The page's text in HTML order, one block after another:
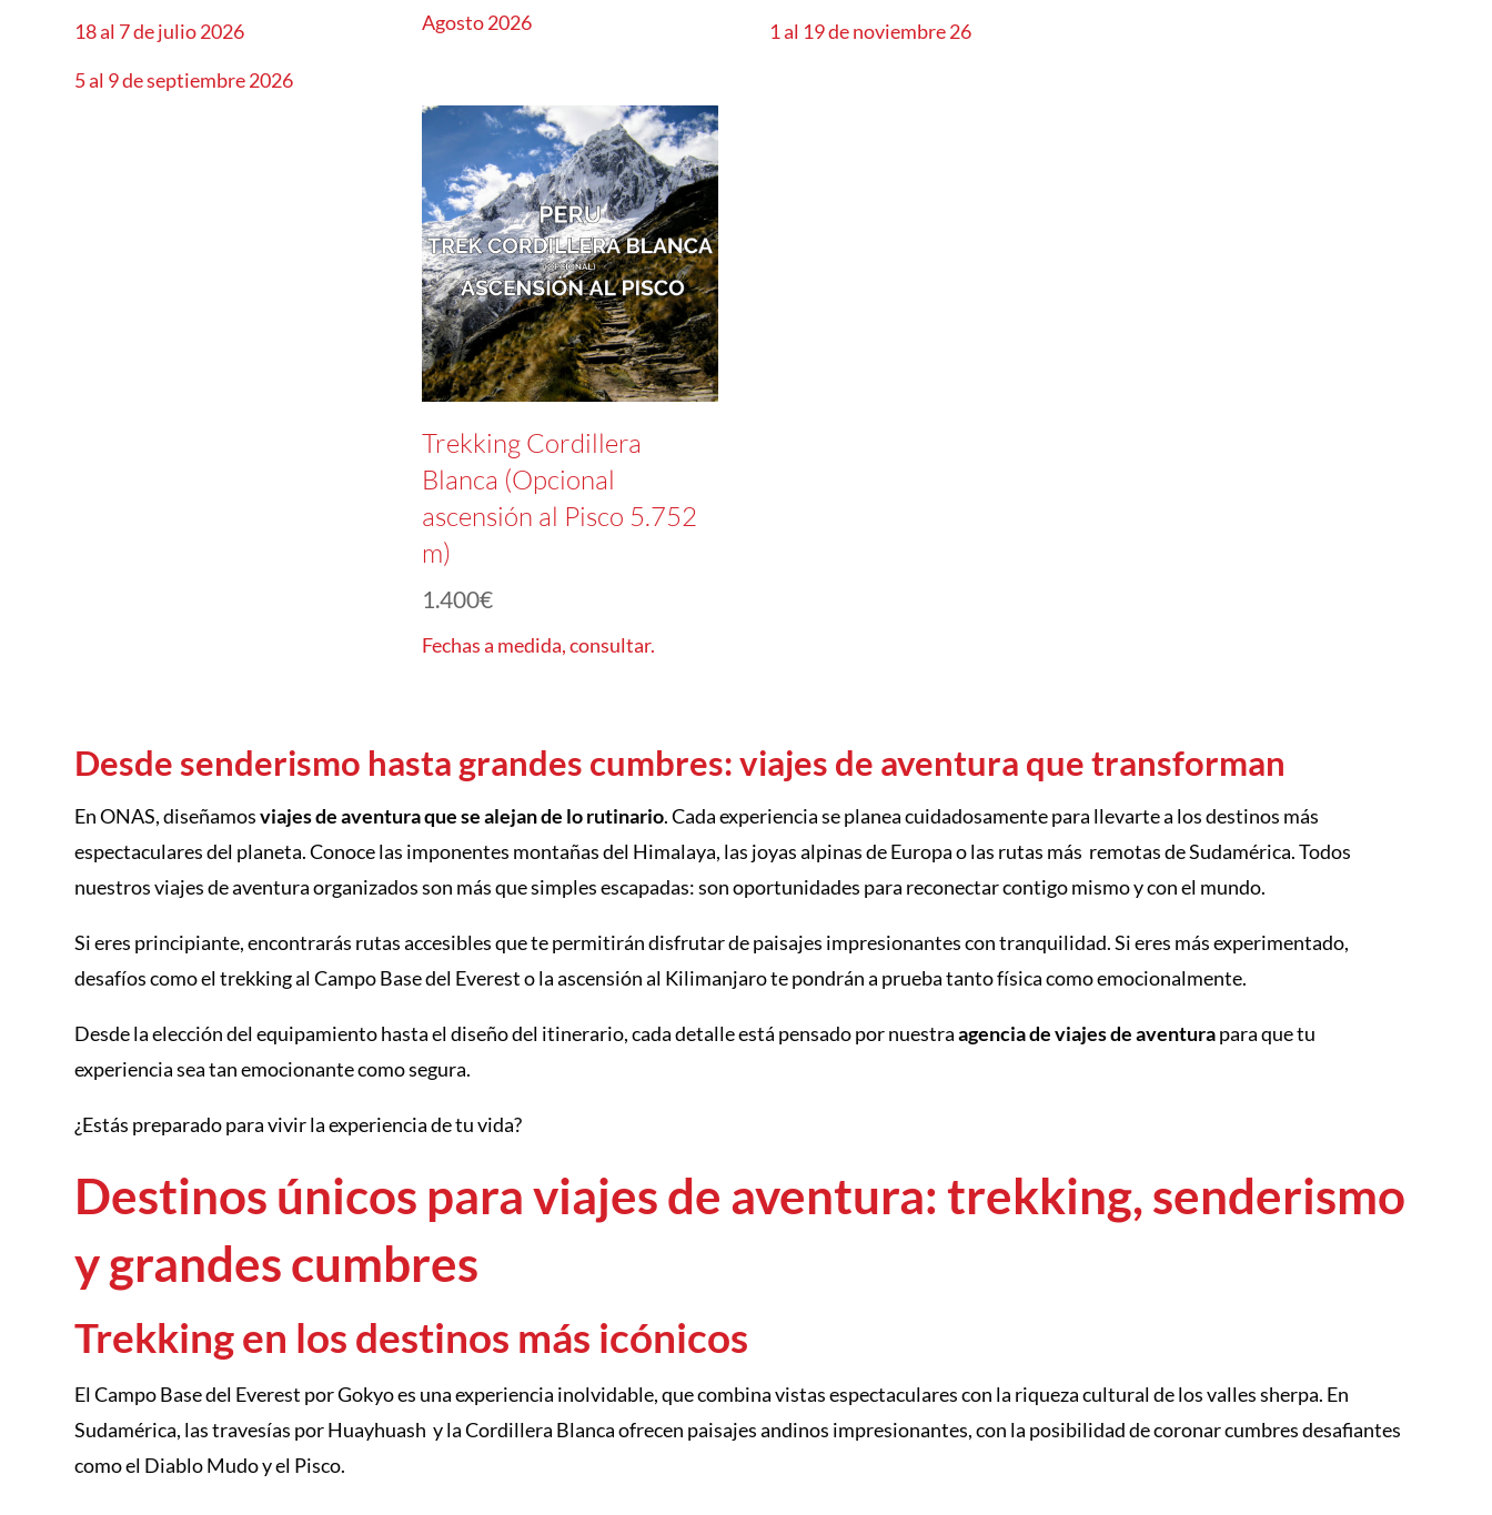
18 al 7 de julio 2026
5 al 9 de septiembre 2026
Agosto 2026 1 al 19 de noviembre 26
Trekking Cordillera
Blanca (Opcional
ascensión al Pisco 5.752
m)
1.400€
Fechas a medida, consultar.
Desde senderismo hasta grandes cumbres: viajes de aventura que transforman
En ONAS, diseñamosviajes de aventura que se alejan de lo rutinario. Cada experiencia se planea cuidadosamente para llevarte a los destinos más
espectaculares del planeta. Conoce las imponentes montañas del Himalaya, las joyas alpinas de Europa o las rutas más remotas de Sudamérica. Todos
nuestros viajes de aventura organizados son más que simples escapadas: son oportunidades para reconectar contigo mismo y con el mundo.
Si eres principiante, encontrarás rutas accesibles que te permitirán disfrutar de paisajes impresionantes con tranquilidad. Si eres más experimentado,
desafíos como el trekking al Campo Base del Everest o la ascensión al Kilimanjaro te pondrán a prueba tanto física como emocionalmente.
Desde la elección del equipamiento hasta el diseño del itinerario, cada detalle está pensado por nuestraagencia de viajes de aventurapara que tu
experiencia sea tan emocionante como segura.
¿Estás preparado para vivir la experiencia de tu vida?
Destinos únicos para viajes de aventura: trekking, senderismo
y grandes cumbres
Trekking en los destinos más icónicos
El Campo Base del Everest por Gokyo es una experiencia inolvidable, que combina vistas espectaculares con la riqueza cultural de los valles sherpa. En
Sudamérica, las travesías por Huayhuash y la Cordillera Blanca ofrecen paisajes andinos impresionantes, con la posibilidad de coronar cumbres desafiantes
como el Diablo Mudo y el Pisco.